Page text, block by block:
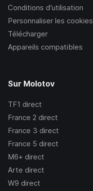
Conditions d’utilisation
Personnaliser les cookies
Télécharger
Appareils compatibles
Sur Molotov
TF1 direct
France 2 direct
France 3 direct
France 5 direct
M6+ direct
Arte direct
W9 direct